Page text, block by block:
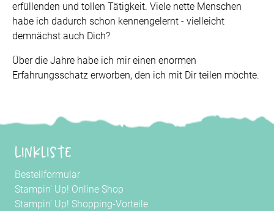
erfüllenden und tollen Tätigkeit. Viele nette Menschen
habe ich dadurch schon kennengelernt - vielleicht
demnächst auch Dich?
Über die Jahre habe ich mir einen enormen
Erfahrungsschatz erworben, den ich mit Dir teilen möchte.
Linkliste
Bestellformular
Stampin' Up! Online Shop
Stampin' Up! Shopping-Vorteile